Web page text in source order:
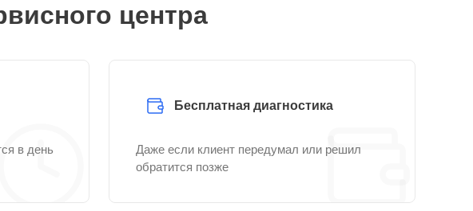
центра
в день
Бесплатная диагностика
Даже если клиент передумал или решил
обратится позже